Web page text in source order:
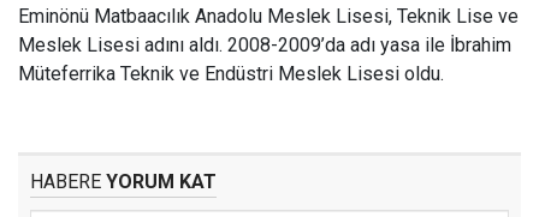
Eminönü Matbaacılık Anadolu Meslek Lisesi, Teknik Lise ve
Meslek Lisesi adını aldı. 2008-2009’da adı yasa ile İbrahim
Müteferrika Teknik ve Endüstri Meslek Lisesi oldu.
HABERE YORUM KAT